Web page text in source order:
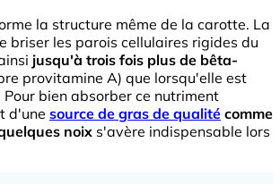
la structure même de la carotte. La
briser les parois cellulaires rigides du
jusqu'à trois fois plus de bêta-
provitamine A) que lorsqu'elle est
Pour bien absorber ce nutriment
d'une source de gras de qualité comme
noix s'avère indispensable lors